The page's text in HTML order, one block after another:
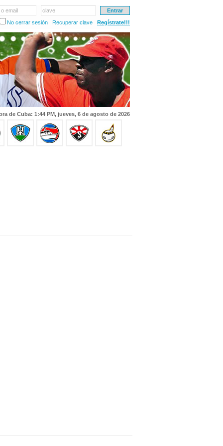
email
clave
No cerrar sesión
Recuperar clave Regístrate!!!
de Cuba: 1:44 PM, jueves, 6 de agosto de 2026